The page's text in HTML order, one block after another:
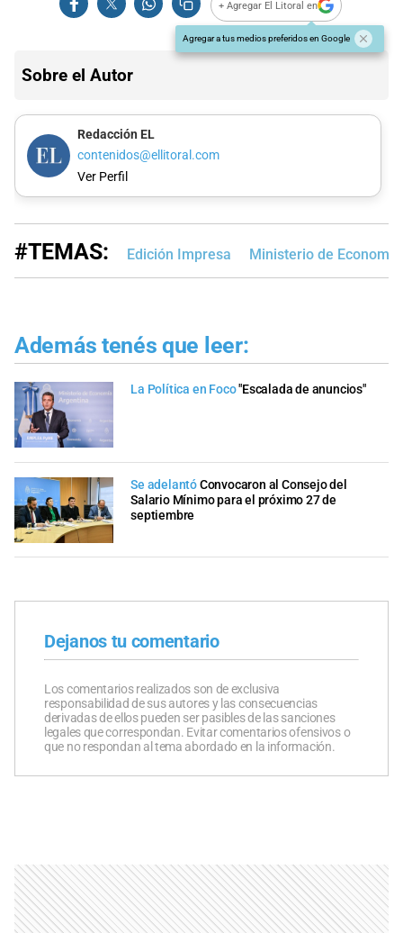
+ Agregar El Litoral en
Agregar a tus medios preferidos en Google
Sobre el Autor
Redacción EL
contenidos@ellitoral.com
Ver Perfil
#TEMAS: Edición Impresa Ministerio de Economía
Además tenés que leer:
La Política en Foco"Escalada de anuncios"
Se adelantóConvocaron al Consejo del
Salario Mínimo para el próximo 27 de
septiembre
Dejanos tu comentario
Los comentarios realizados son de exclusiva
responsabilidad de sus autores y las consecuencias
derivadas de ellos pueden ser pasibles de las sanciones
legales que correspondan. Evitar comentarios ofensivos o
que no respondan al tema abordado en la información.